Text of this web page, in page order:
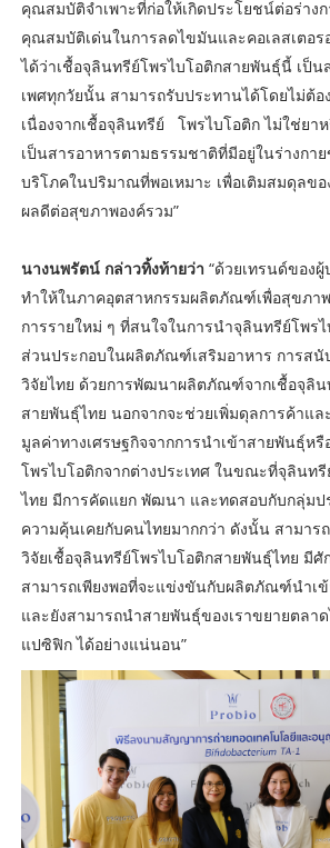
คุณสมบัติจำเพาะที่ก่อให้เกิดประโยชน์ต่อร่าง
คุณสมบัติเด่นในการลดไขมันและคอเลสเตอร
ได้ว่าเชื้อจุลินทรีย์โพรไบโอติกสายพันธุ์นี้ เป็
เพศทุกวัยนั้น สามารถรับประทานได้โดยไม่ต้อ
เนื่องจากเชื้อจุลินทรีย์ โพรไบโอติก ไม่ใช่ยา
เป็นสารอาหารตามธรรมชาติที่มีอยู่ในร่างกา
บริโภคในปริมาณที่พอเหมาะ เพื่อเติมสมดุลขอ
ผลดีต่อสุขภาพองค์รวม”
นางนพรัตน์ กล่าวทิ้งท้ายว่า “ด้วยเทรนด์ของ
ทำให้ในภาคอุตสาหกรรมผลิตภัณฑ์เพื่อสุขภา
การรายใหม่ ๆ ที่สนใจในการนำจุลินทรีย์โพร
ส่วนประกอบในผลิตภัณฑ์เสริมอาหาร การส
วิจัยไทย ด้วยการพัฒนาผลิตภัณฑ์จากเชื้อจุลิ
สายพันธุ์ไทย นอกจากจะช่วยเพิ่มดุลการค้าแ
มูลค่าทางเศรษฐกิจจากการนำเข้าสายพันธุ์
โพรไบโอติกจากต่างประเทศ ในขณะที่จุลินท
ไทย มีการคัดแยก พัฒนา และทดสอบกับกลุ่มป
ความคุ้นเคยกับคนไทยมากกว่า ดังนั้น สามาร
วิจัยเชื้อจุลินทรีย์โพรไบโอติกสายพันธุ์ไทย มี
สามารถเพียงพอที่จะแข่งขันกับผลิตภัณฑ์นำเข้
และยังสามารถนำสายพันธุ์ของเราขยายตลาด
แปซิฟิก ได้อย่างแน่นอน”